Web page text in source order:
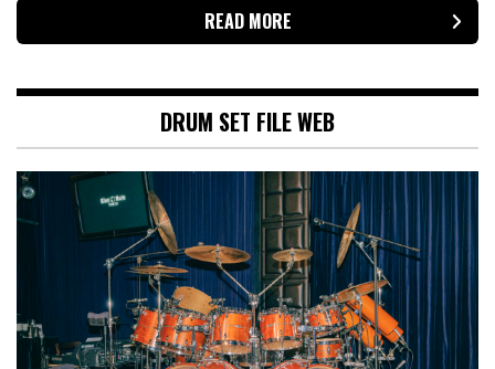
READ MORE
DRUM SET FILE WEB